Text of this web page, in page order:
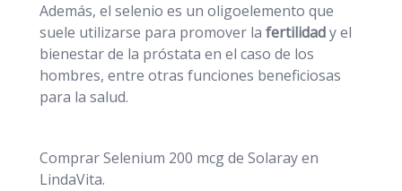
Además, el selenio es un oligoelemento que
suele utilizarse para promover la fertilidady el
bienestar de la próstata en el caso de los
hombres, entre otras funciones beneficiosas
para la salud.
Comprar Selenium 200 mcg de Solaray en
LindaVita.